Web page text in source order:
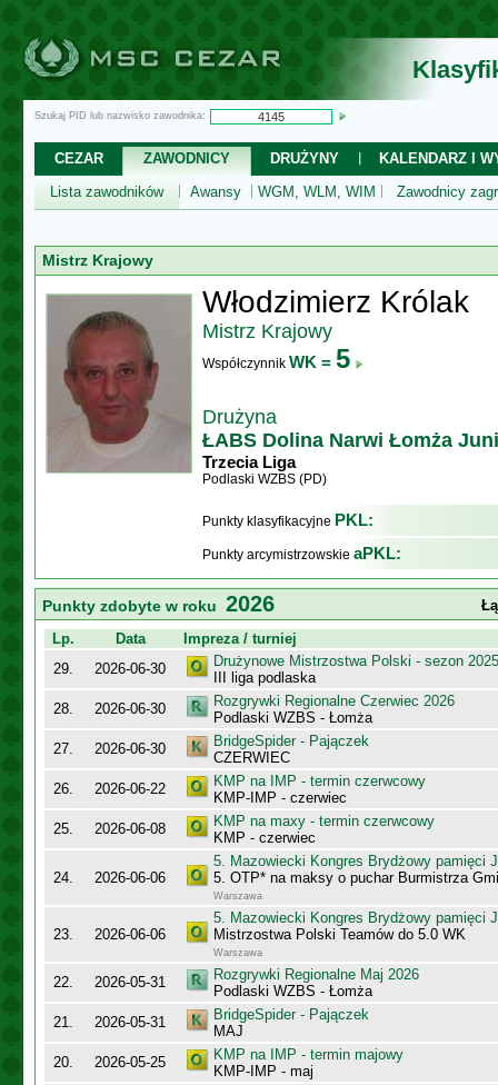
Szukaj PID lub nazwisko zawodnika:
CEZAR ZAWODNICY DRUŻYNY
KALENDARZ I
Lista zawodników
Awansy WGM, WLM, WIM Zawodnicy
Mistrz Krajowy
Włodzimierz Królak
Mistrz Krajowy
Współczynnik WK = 5
Drużyna
ŁABS Dolina Narwi Łomża
Trzecia Liga
Podlaski WZBS (PD)
Punkty klasyfikacyjne PKL:
Punkty arcymistrzowskie aPKL:
Punkty zdobyte w roku 2026
Lp.
Data
Impreza / turniej
29.
2026-06-30
Drużynowe Mistrzostwa Polski - sezon
III liga podlaska
28.
2026-06-30
Rozgrywki Regionalne Czerwiec 2026
Podlaski WZBS - Łomża
27.
2026-06-30
BridgeSpider - Pajączek
CZERWIEC
26.
2026-06-22
KMP na IMP - termin czerwcowy
KMP-IMP - czerwiec
25.
2026-06-08
KMP na maxy - termin czerwcowy
KMP - czerwiec
24. 2026-06-06
5. Mazowiecki Kongres Brydżowy pamięci
5. OTP* na maksy o puchar Burmistrza
Warszawa
23. 2026-06-06
5. Mazowiecki Kongres Brydżowy pamięci
Mistrzostwa Polski Teamów do 5.0 WK
Warszawa
22. 2026-05-31
Rozgrywki Regionalne Maj 2026
Podlaski WZBS - Łomża
21.
2026-05-31
BridgeSpider - Pajączek
MAJ
20.
2026-05-25
KMP na IMP - termin majowy
KMP-IMP - maj